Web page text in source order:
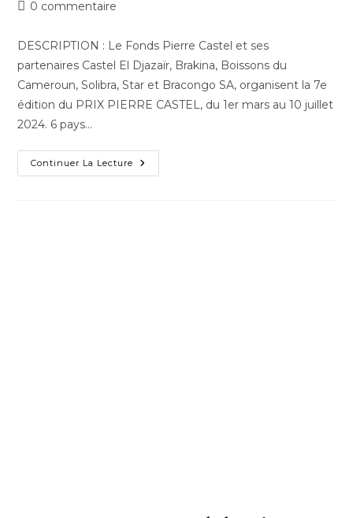
0 commentaire
DESCRIPTION : Le Fonds Pierre Castel et ses
partenaires Castel El Djazaïr, Brakina, Boissons du
Cameroun, Solibra, Star et Bracongo SA, organisent la 7e
édition du PRIX PIERRE CASTEL, du 1er mars au 10 juillet
2024. 6 pays…
Continuer La Lecture